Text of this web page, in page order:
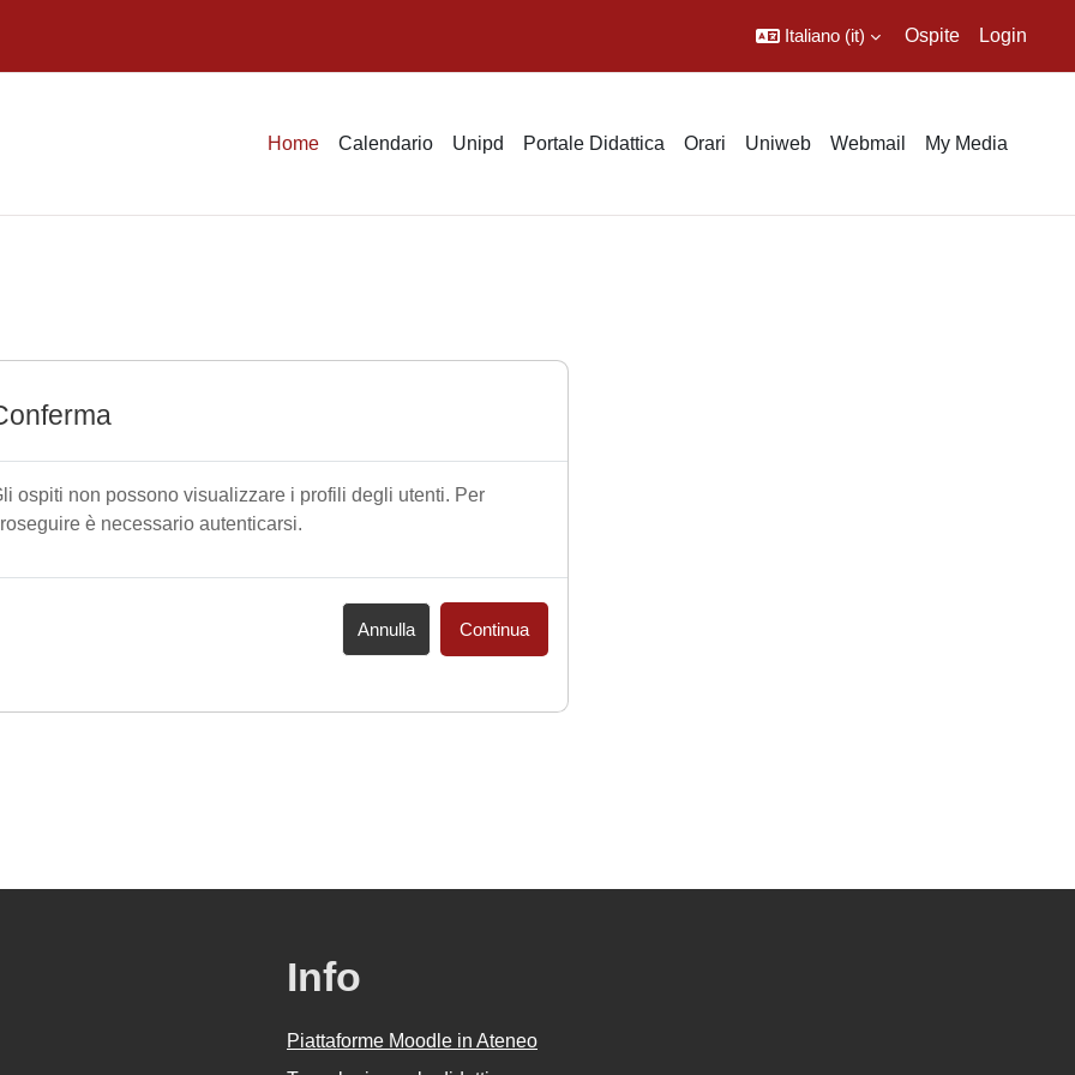
Italiano ‎(it)‎ Ospite Login
Home Calendario Unipd Portale Didattica Orari Uniweb Webmail My Media
ospiti non possono visualizzare i profili degli utenti. Per
è necessario autenticarsi.
Annulla Continua
Info
Piattaforme Moodle in Ateneo